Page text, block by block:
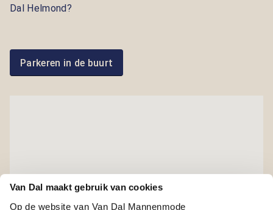
Van Dal maakt gebruik van cookies
Op de website van Van Dal Mannenmode
Dal Helmond?
Parkeren in de buurt